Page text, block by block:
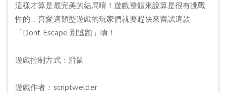
這樣才算是最完美的結局唷！遊戲整體來說算是很有挑戰
性的，喜愛這類型遊戲的玩家們就要趕快來嘗試這款
「Dont Escape 別逃跑」唷！
遊戲控制方式：滑鼠
遊戲作者：scriptwelder